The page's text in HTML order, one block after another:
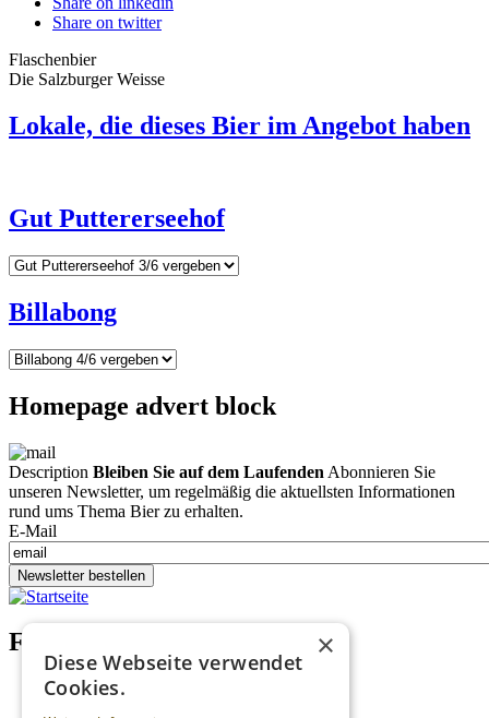
Share on twitter
Flaschenbier
Die Salzburger Weisse
Lokale, die dieses Bier im Angebot haben
Gut Puttererseehof
Billabong
Homepage advert block
Description Bleiben Sie auf dem Laufenden Abonnieren Sie
unseren Newsletter, um regelmäßig die aktuellsten Informationen
rund ums Thema Bier zu erhalten.
E-Mail
Newsletter bestellen
Footer menu (DE)
Datenschutzrichtlinien
×
Diese Webseite verwendet
Cookies.